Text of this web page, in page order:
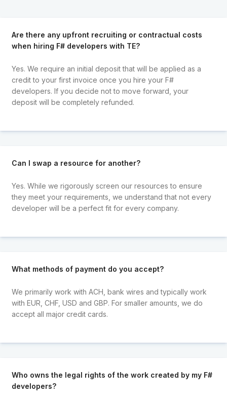
Are there any upfront recruiting or contractual costs
when hiring F# developers with TE?
Yes. We require an initial deposit that will be applied as a
credit to your first invoice once you hire your F#
developers. If you decide not to move forward, your
deposit will be completely refunded.
Can I swap a resource for another?
Yes. While we rigorously screen our resources to ensure
they meet your requirements, we understand that not every
developer will be a perfect fit for every company.
What methods of payment do you accept?
We primarily work with ACH, bank wires and typically work
with EUR, CHF, USD and GBP. For smaller amounts, we do
accept all major credit cards.
Who owns the legal rights of the work created by my F#
developers?